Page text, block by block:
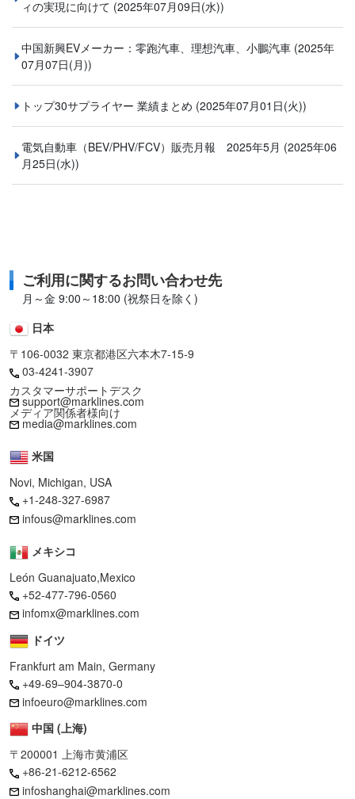
ィの実現に向けて (2025年07月09日(水))
中国新興EVメーカー：零跑汽車、理想汽車、小鵬汽車 (2025年
07月07日(月))
トップ30サプライヤー 業績まとめ (2025年07月01日(火))
電気自動車（BEV/PHV/FCV）販売月報 2025年5月 (2025年06
月25日(水))
ご利用に関するお問い合わせ先
月～金 9:00～18:00 (祝祭日を除く)
日本
〒106-0032 東京都港区六本木7-15-9
03-4241-3907
カスタマーサポートデスク
support@marklines.com
メディア関係者様向け
media@marklines.com
米国
Novi, Michigan, USA
+1-248-327-6987
infous@marklines.com
メキシコ
León Guanajuato,Mexico
+52-477-796-0560
infomx@marklines.com
ドイツ
Frankfurt am Main, Germany
+49-69–904-3870-0
infoeuro@marklines.com
中国 (上海)
〒200001 上海市黄浦区
+86-21-6212-6562
infoshanghai@marklines.com